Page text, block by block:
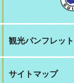
観光パンフレット
サイトマップ